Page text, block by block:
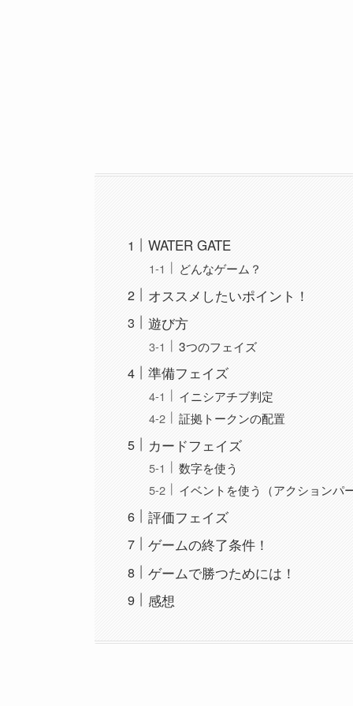
WATER GATE
どんなゲーム？
オススメしたいポイント！
遊び方
3つのフェイズ
準備フェイズ
イニシアチブ判定
証拠トークンの配置
カードフェイズ
数字を使う
イベントを使う（アクションパ
評価フェイズ
ゲームの終了条件！
ゲームで勝つためには！
感想